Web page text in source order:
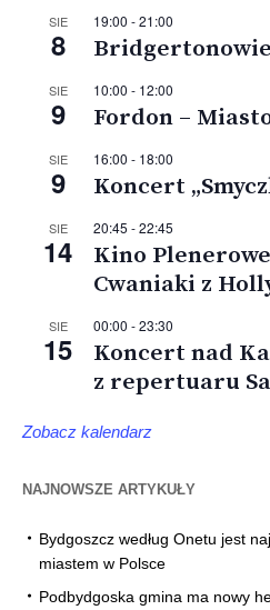
SIE
8
19:00 -21:00
SIE
9
10:00 - 12:00
Fordon –
SIE
9
16:00 - 18:00
Koncert
SIE
14
20:45 -22:45
Kino
Cwaniaki z
SIE
15
00:00 -23:30
Koncert nad
z repertuaru
Zobacz kalendarz
NAJNOWSZE ARTYKUŁY
Bydgoszcz według Onetu jest
miastem w Polsce
Podbydgoska gmina ma nowy